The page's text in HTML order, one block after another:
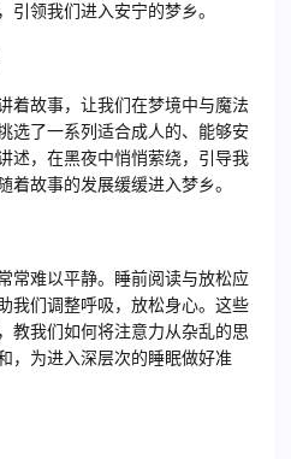
引领我们进入安宁的梦乡。
着故事，让我们在梦境中与魔法
选了一系列适合成人的、能够安
述，在黑夜中悄悄萦绕，引导我
着故事的发展缓缓进入梦乡。
常难以平静。睡前阅读与放松应
我们调整呼吸，放松身心。这些
教我们如何将注意力从杂乱的思
，为进入深层次的睡眠做好准